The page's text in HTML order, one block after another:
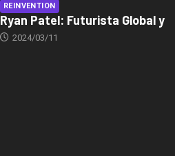
REINVENTION
Ryan Patel: Futurista Global y
2024/03/11